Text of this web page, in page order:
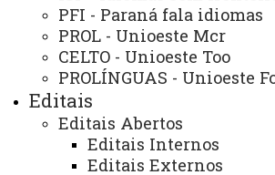
PFI - Paraná fala idiomas
PROL - Unioeste Mcr
CELTO - Unioeste Too
PROLÍNGUAS - Unioeste
Editais
Editais Abertos
Editais Internos
Editais Externos
Comunicação Social
Igualdade e Promoção Social
Jurídica
Sistema de Controle Interno,
Relações Internacionais e